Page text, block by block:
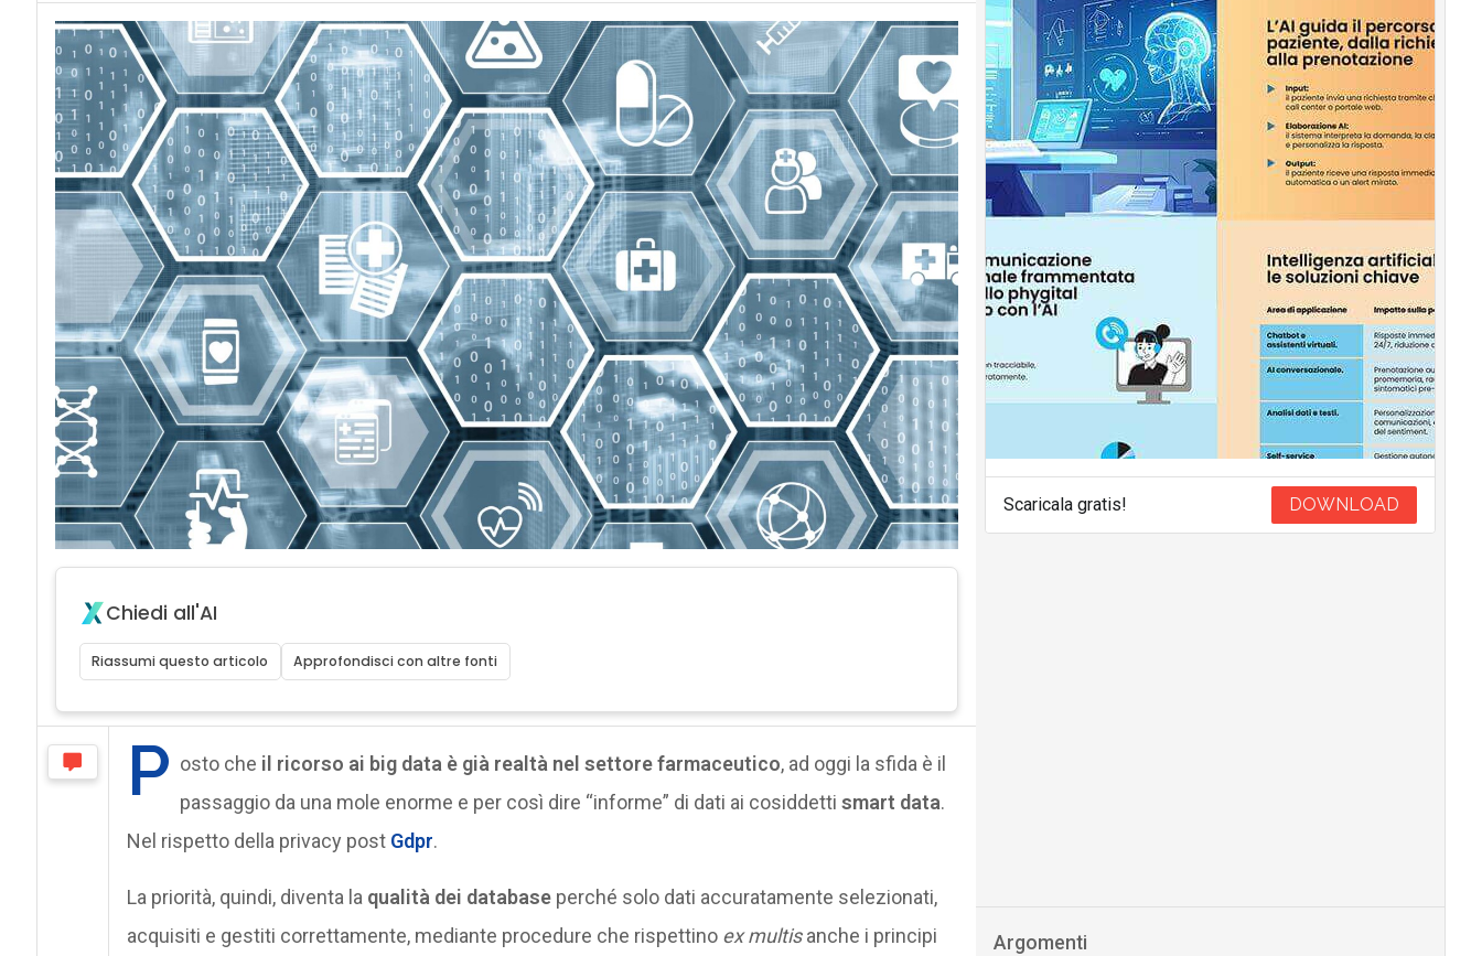
Chiedi all'AI
Riassumi questo articolo Approfondisci con altre fonti
P osto che il ricorso ai big data è già realtà nel settore farmaceutico, ad oggi la sfida è il
passaggio da una mole enorme e per così dire “informe” di dati ai cosiddetti smart data.
Nel rispetto della privacy post Gdpr.
La priorità, quindi, diventa la qualità dei databaseperché solo dati accuratamente selezionati,
acquisiti e gestiti correttamente, mediante procedure che rispettino ex multisanche i principi
Scaricala gratis! DOWNLOAD
Argomenti